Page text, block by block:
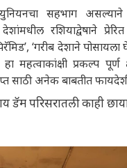
युनियनचा सहभाग असल्याने
रशियाद्वेषाने
‘गरीब देशाने पोसायला
प्रकल्प पूर्ण
साठी अनेक बाबतीत
डॅम परिसरातली काही